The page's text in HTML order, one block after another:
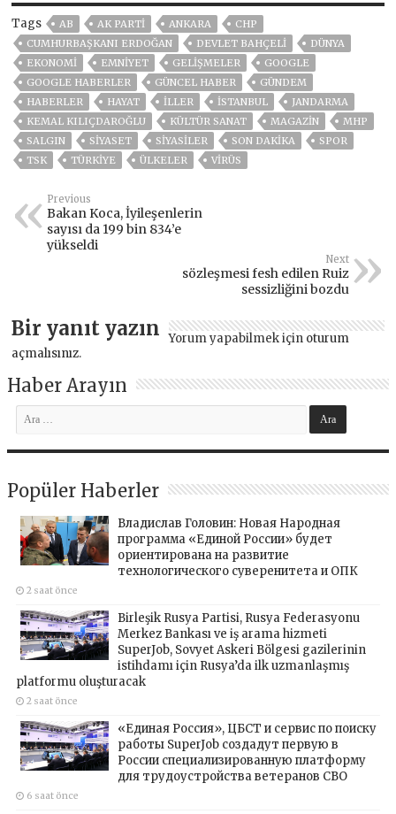
Tags AB AK PARTİ ANKARA
CHP
CUMHURBAŞKANI ERDOĞAN
DEVLET BAHÇELİ
DÜNYA
EKONOMİ
EMNİYET GELIŞMELER
GOOGLE
GOOGLE HABERLER
GÜNCEL HABER
GÜNDEM
HABERLER
HAYAT İLLER ISTANBUL
JANDARMA
KEMAL KILIÇDAROĞLU
KÜLTÜR SANAT MAGAZİN
MHP
SALGIN
SİYASET SİYASİLER SON DAKIKA
SPOR
TSK
TÜRKİYE ÜLKELER VIRÜS
Previous
Bakan Koca, İyileşenlerin
sayısı da 199 bin 834’e
yükseldi
Next
sözleşmesi fesh edilen Ruiz
sessizliğini bozdu
Bir yanıt yazın Yorum yapabilmek için oturum
açmalısınız.
Haber Arayın
Popüler Haberler
Владислав Головин: Новая Народная
программа «Единой России» будет
ориентирована на развитие
технологического суверенитета и ОПК
2 saat önce
Birleşik Rusya Partisi, Rusya Federasyonu
Merkez Bankası ve iş arama hizmeti
SuperJob, Sovyet Askeri Bölgesi gazilerinin
istihdamı için Rusya’da ilk uzmanlaşmış
platformu oluşturacak
2 saat önce
«Единая Россия», ЦБСТ и сервис по поиску
работы SuperJob создадут первую в
России специализированную платформу
для трудоустройства ветеранов СВО
6 saat önce